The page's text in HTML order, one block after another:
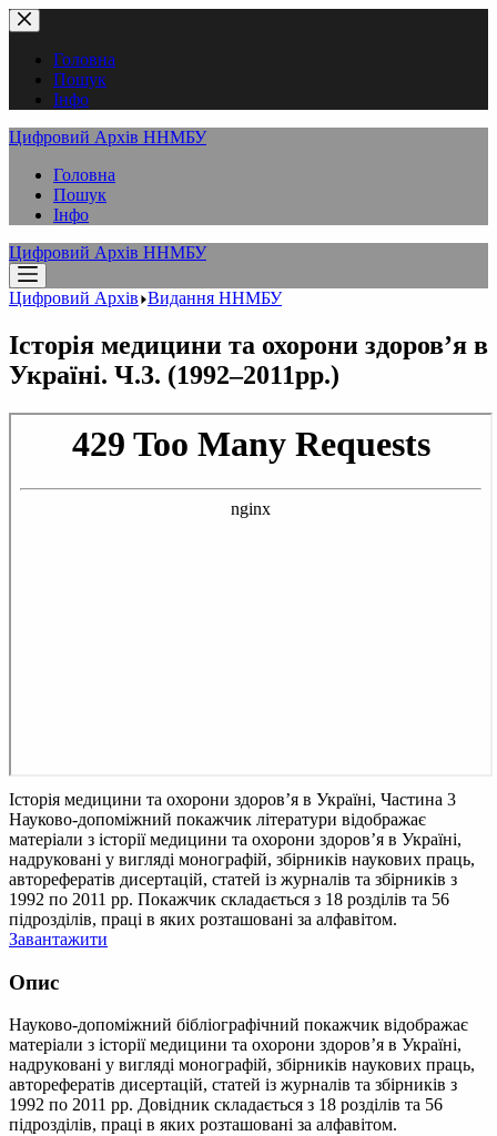
Перейти
до
вмістуГоловна
Пошук
Інфо
Цифровий Архів ННМБУ
Головна
Пошук
Інфо
Цифровий Архів ННМБУ
Цифровий Архів Видання ННМБУ
Історія медицини та охорони здоров’я в
Україні. Ч.3. (1992–2011рр.)
Історія медицини та охорони здоров’я в Україні, Частина 3
Науково-допоміжний покажчик літератури відображає
матеріали з історії медицини та охорони здоров’я в Україні,
надруковані у вигляді монографій, збірників наукових праць,
авторефератів дисертацій, статей із журналів та збірників з
1992 по 2011 рр. Покажчик складається з 18 розділів та 56
підрозділів, праці в яких розташовані за алфавітом.
Завантажити
Опис
Науково-допоміжний бібліографічний покажчик відображає
матеріали з історії медицини та охорони здоров’я в Україні,
надруковані у вигляді монографій, збірників наукових праць,
авторефератів дисертацій, статей із журналів та збірників з
1992 по 2011 рр. Довідник складається з 18 розділів та 56
підрозділів, праці в яких розташовані за алфавітом.